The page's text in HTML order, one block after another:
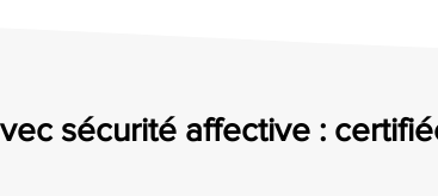
sécurité affective :